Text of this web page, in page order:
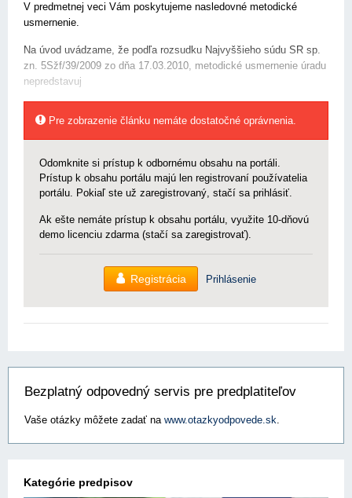
V predmetnej veci Vám poskytujeme nasledovné metodické
usmernenie.
Na úvod uvádzame, že podľa rozsudku Najvyššieho súdu SR sp.
zn. 5Sžf/39/2009 zo dňa 17.03.2010, metodické usmernenie úradu
nepredstavuj
Pre zobrazenie článku nemáte dostatočné oprávnenia.
Odomknite si prístup k odbornému obsahu na portáli.
Prístup k obsahu portálu majú len registrovaní používatelia
portálu. Pokiaľ ste už zaregistrovaný, stačí sa prihlásiť.
Ak ešte nemáte prístup k obsahu portálu, využite 10-dňovú
demo licenciu zdarma (stačí sa zaregistrovať).
Registrácia Prihlásenie
Bezplatný odpovedný servis pre predplatiteľov
Vaše otázky môžete zadať na www.otazkyodpovede.sk.
Kategórie predpisov